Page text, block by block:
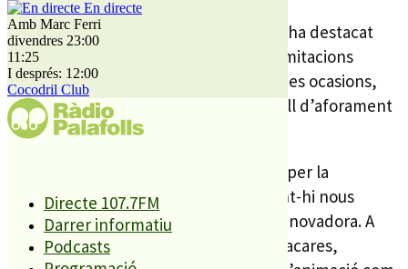
En directe
Amb Marc Ferri
divendres 23:00
11:25
I després: 12:00
Cocodril Club
Directe 107.7FM
Darrer informatiu
Podcasts
La regidora d’Esports,
, ha destacat
l’èxit de l’esdeveniment malgrat les limitacions
d’espai puntuals. Segons diu, en algunes ocasions,
fins i tot, s’ha hagut de penjar el cartell d’aforament
complet.
L’edició d’enguany, a més, ha apostat per la
renovació de la programació
, incloent-hi nous
inflables, llits elàstics i una ludoteca innovadora. A
més, s’han dut a terme tallers de pintacares,